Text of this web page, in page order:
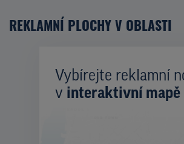
REKLAMNÍ PLOCHY V OBLASTI
Vybírejte reklamní
v interaktivní mapě